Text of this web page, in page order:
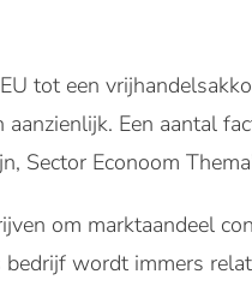
tot een
Een aantal
Sector Econoom
om marktaandeel
wordt immers